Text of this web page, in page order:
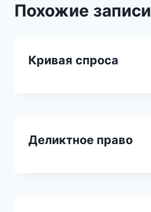
Похожие записи
Кривая спроса
Деликтное право